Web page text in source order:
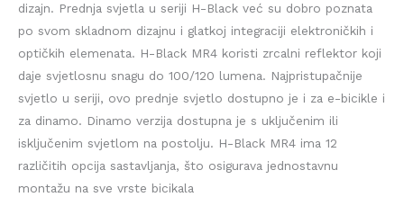
dizajn. Prednja svjetla u seriji H-Black već su dobro poznata
po svom skladnom dizajnu i glatkoj integraciji elektroničkih i
optičkih elemenata. H-Black MR4 koristi zrcalni reflektor koji
daje svjetlosnu snagu do 100/120 lumena. Najpristupačnije
svjetlo u seriji, ovo prednje svjetlo dostupno je i za e-bicikle i
za dinamo. Dinamo verzija dostupna je s uključenim ili
isključenim svjetlom na postolju. H-Black MR4 ima 12
različitih opcija sastavljanja, što osigurava jednostavnu
montažu na sve vrste bicikala